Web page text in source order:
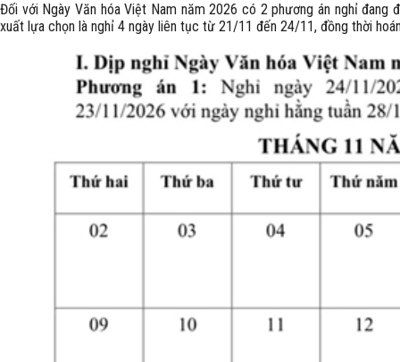
Đối với Ngày Văn hóa Việt Nam năm 2026 có 2 phương án nghỉ
xuất lựa chọn là nghỉ 4 ngày liên tục từ 21/11 đến 24/11, đồng thời